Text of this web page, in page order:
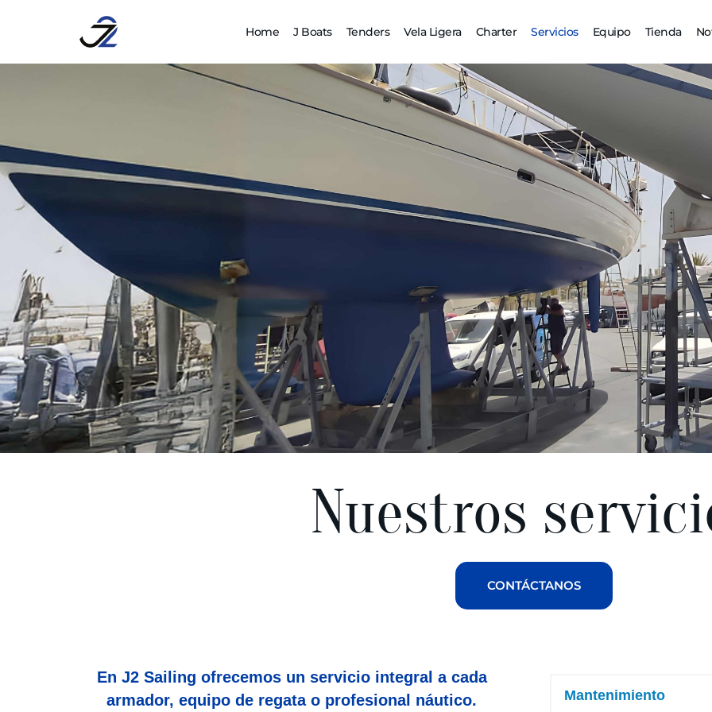
Home J Boats Tenders Vela Ligera Charter Servicios Equipo Tienda
Nuestros
CONTÁCTANOS
En J2 Sailing ofrecemos un servicio integral a cada
armador, equipo de regata o profesional náutico.
Mantenimiento